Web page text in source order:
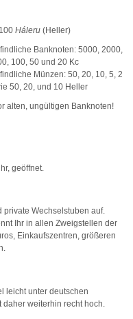
Háleru (Heller)
Banknoten: 5000, 2000,
100, 50 und 20 Kc
Münzen: 50, 20, 10, 5, 2
50, 20, und 10 Heller
alten, ungültigen Banknoten!
geöffnet.
private Wechselstuben auf.
Ihr in allen Zweigstellen der
Einkaufszentren, größeren
leicht unter deutschen
weiterhin recht hoch.